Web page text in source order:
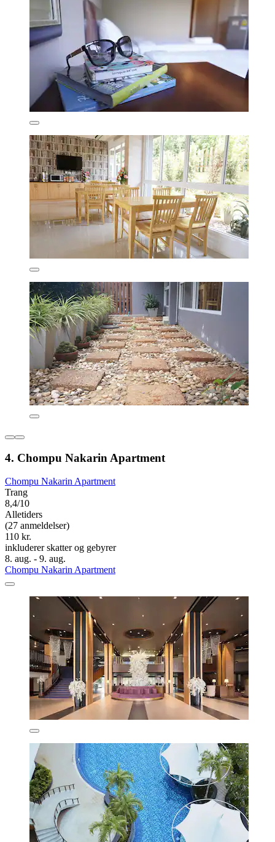
4. Chompu Nakarin Apartment
Chompu Nakarin Apartment
Trang
8,4/10
Alletiders
(27 anmeldelser)
110 kr.
inkluderer skatter og gebyrer
8. aug. - 9. aug.
Chompu Nakarin Apartment